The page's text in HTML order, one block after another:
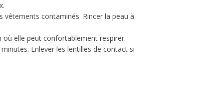
vêtements contaminés. Rincer la peau à
où elle peut confortablement respirer.
minutes. Enlever les lentilles de contact si